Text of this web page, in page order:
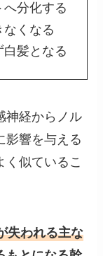
分化する
くなる
髪となる
神経からノル
影響を与える
似ているこ
失われる主な